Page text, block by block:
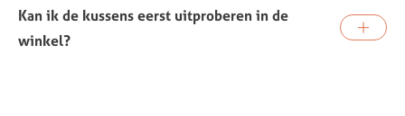
Kan ik de kussens eerst uitproberen in de
winkel?